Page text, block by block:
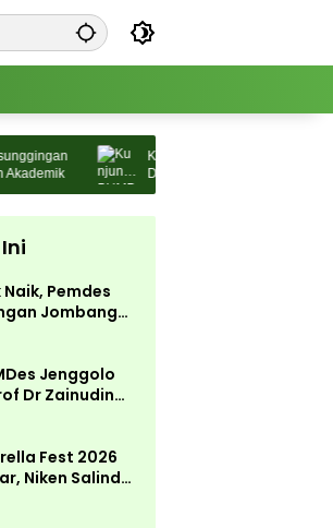
Kunjungi BUMDes Jenggolo
Dr Zainudin Maliki: Kita Wujudkan
Kemandirian Ekonomi dengan
Pemdes
Jombang
Kajian
Jenggolo
Dr Zainudin
Fest 2026
Niken Salindry